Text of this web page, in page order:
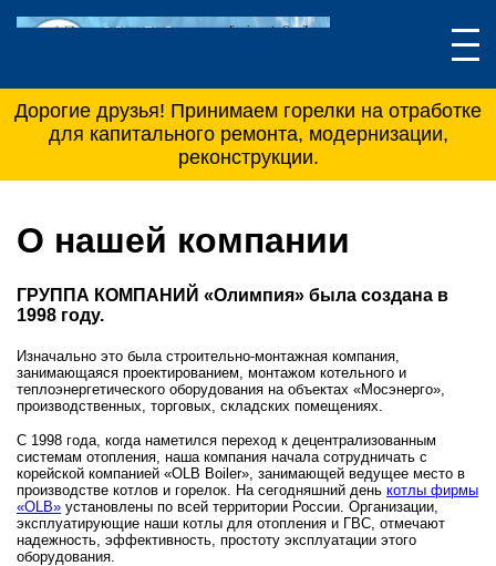
Дорогие друзья! Принимаем горелки на отработке
для капитального ремонта, модернизации,
реконструкции.
О нашей компании
ГРУППА КОМПАНИЙ «Олимпия» была создана в
1998 году.
Изначально это была строительно-монтажная компания,
занимающаяся проектированием, монтажом котельного и
теплоэнергетического оборудования на объектах «Мосэнерго»,
производственных, торговых, складских помещениях.
С 1998 года, когда наметился переход к децентрализованным
системам отопления, наша компания начала сотрудничать с
корейской компанией «OLB Boiler», занимающей ведущее место в
производстве котлов и горелок. На сегодняшний день котлы фирмы
«OLB» установлены по всей территории России. Организации,
эксплуатирующие наши котлы для отопления и ГВС, отмечают
надежность, эффективность, простоту эксплуатации этого
оборудования.